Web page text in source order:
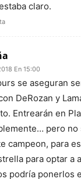
claro.
En 15:00
se aseguran
DeRozan y
Entrearán en
pero no
campeon, para
para optar a
podría ponerlos